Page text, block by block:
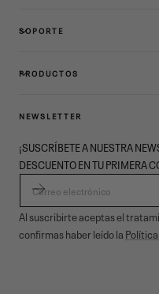
SOPORTE
PRODUCTOS
NEWSLETTER
¡SUSCRÍBETE A NUESTRA
DESCUENTO EN TU PRIMERA
Al suscribirte aceptas el
confirmas haber leído la